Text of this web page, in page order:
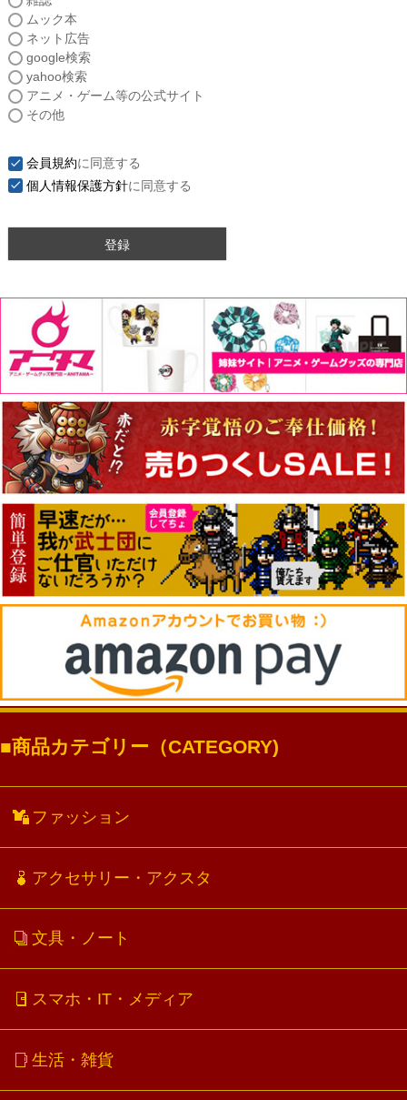
ムック本
ネット広告
google検索
yahoo検索
アニメ・ゲーム等の公式サイト
その他
会員規約に同意する
個人情報保護方針に同意する
登録
商品カテゴリー（CATEGORY)
ファッション
アクセサリー・アクスタ
文具・ノート
スマホ・IT・メディア
生活・雑貨